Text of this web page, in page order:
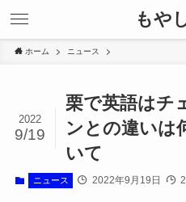
もや
ホーム ニュース
栗で英語はチ
ンとの違いは
いて
2022
9/19
ニュース 2022年9月19日